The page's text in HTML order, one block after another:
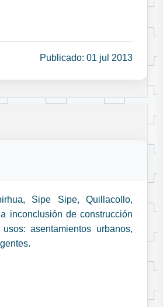
Publicado: 01 jul 2013
Sipe Sipe, Quillacollo,
inconclusión de construcción
asentamientos urbanos,